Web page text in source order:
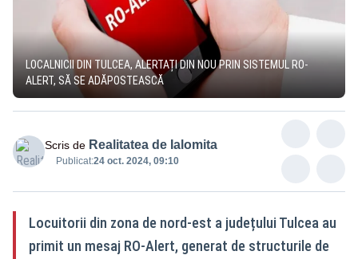
LOCALNICII DIN TULCEA, ALERTAȚI DIN NOU PRIN SISTEMUL RO-
ALERT, SĂ SE ADĂPOSTEASCĂ
Scris de Realitatea de Ialomita
Publicat:24 oct. 2024, 09:10
Locuitorii din zona de nord-est a județului Tulcea au
primit un mesaj RO-Alert, generat de structurile de